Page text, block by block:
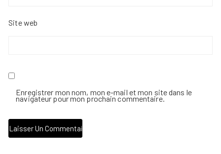
Site web
Enregistrer mon nom, mon e-mail et mon site dans le
navigateur pour mon prochain commentaire.